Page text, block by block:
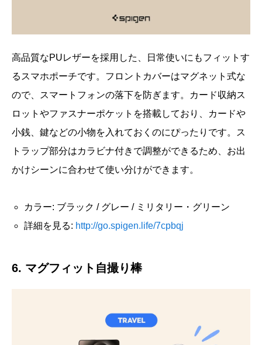
高品質なPUレザーを採用した、日常使いにもフィットす
るスマホポーチです。フロントカバーはマグネット式な
ので、スマートフォンの落下を防ぎます。カード収納ス
ロットやファスナーポケットを搭載しており、カードや
小銭、鍵などの小物を入れておくのにぴったりです。ス
トラップ部分はカラビナ付きで調整ができるため、お出
かけシーンに合わせて使い分けができます。
カラー: ブラック / グレー / ミリタリー・グリーン
詳細を見る: http://go.spigen.life/7cpbqj
6. マグフィット自撮り棒